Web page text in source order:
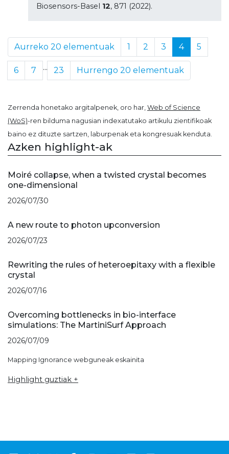
Biosensors-Basel 12, 871 (2022).
Aurreko 20 elementuak 1 2 3 4 5
6 7 ... 23 Hurrengo 20 elementuak
Zerrenda honetako argitalpenek, oro har, Web of Science
(WoS)-ren bilduma nagusian indexatutako artikulu zientifikoak
baino ez dituzte sartzen, laburpenak eta kongresuak kenduta.
Azken highlight-ak
Moiré collapse, when a twisted crystal becomes
one-dimensional
2026/07/30
A new route to photon upconversion
2026/07/23
Rewriting the rules of heteroepitaxy with a flexible
crystal
2026/07/16
Overcoming bottlenecks in bio-interface
simulations: The MartiniSurf Approach
2026/07/09
Mapping Ignorance webguneak eskainita
Highlight guztiak +